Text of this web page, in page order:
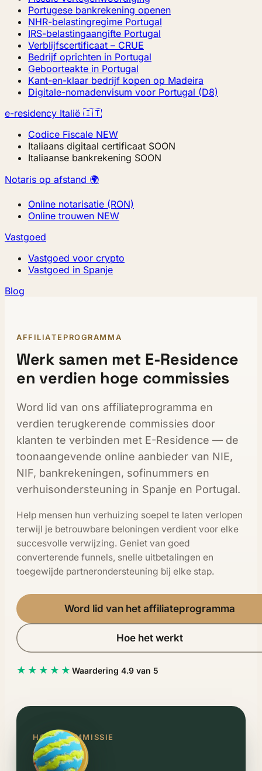
Portugese bankrekening openen
NHR-belastingregime Portugal
IRS-belastingaangifte Portugal
Verblijfscertificaat – CRUE
Bedrijf oprichten in Portugal
Geboorteakte in Portugal
Kant-en-klaar bedrijf kopen op Madeira
Digitale-nomadenvisum voor Portugal (D8)
e-residency Italië 🇮🇹
Codice Fiscale NEW
Italiaans digitaal certificaat SOON
Italiaanse bankrekening SOON
Notaris op afstand 🌍
Online notarisatie (RON)
Online trouwen NEW
Vastgoed
Vastgoed voor crypto
Vastgoed in Spanje
Blog
AFFILIATEPROGRAMMA
Werk samen met E-Residence
en verdien hoge commissies
Word lid van ons affiliateprogramma en
verdien terugkerende commissies door
klanten te verbinden met E-Residence — de
toonaangevende online aanbieder van NIE,
NIF, bankrekeningen, sofinummers en
verhuisondersteuning in Spanje en Portugal.
Help mensen hun verhuizing soepel te laten verlopen
terwijl je betrouwbare beloningen verdient voor elke
succesvolle verwijzing. Geniet van goed
converterende funnels, snelle uitbetalingen en
toegewijde partnerondersteuning bij elke stap.
Word lid van het affiliateprogramma
Hoe het werkt
★★★★★ Waardering 4.9 van 5
HOGE COMMISSIE